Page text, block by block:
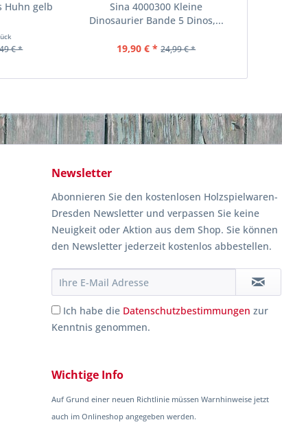
Huhn gelb
€ *
Sina 4000300 Kleine
Dinosaurier Bande 5 Dinos,...
19,90 € * 24,99 € *
Newsletter
Abonnieren Sie den kostenlosen Holzspielwaren-
Dresden Newsletter und verpassen Sie keine
Neuigkeit oder Aktion aus dem Shop. Sie können
den Newsletter jederzeit kostenlos abbestellen.
Ich habe die Datenschutzbestimmungen zur
Kenntnis genommen.
Wichtige Info
Auf Grund einer neuen Richtlinie müssen Warnhinweise jetzt
auch im Onlineshop angegeben werden.